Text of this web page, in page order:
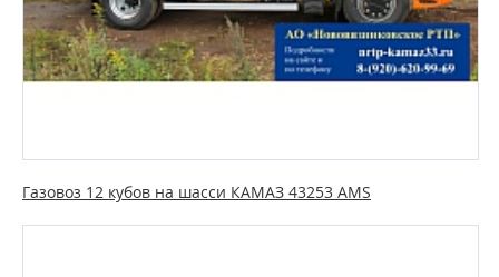
Газовоз 12 кубов на шасси КАМАЗ 43253 AMS